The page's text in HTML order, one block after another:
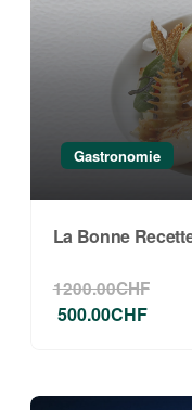
Gastronomie
La Bonne
1200.00CHF
500.00CHF